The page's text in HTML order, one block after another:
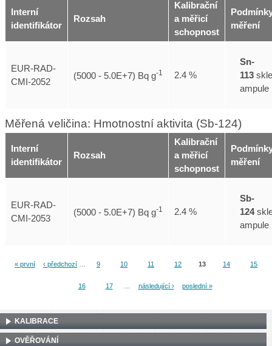
Interní
identifikátor
Rozsah
Kalibrační
a měřicí
schopnost
měření
EUR-RAD-
CMI-2052
(5000 - 5.0E+7) Bq g-1 2.4 %
Sn-
113
ampule
Měřená veličina: Hmotnostní aktivita (Sb-124)
Interní
identifikátor
Rozsah
Kalibrační
a měřicí
schopnost
měření
EUR-RAD-
CMI-2053
(5000 - 5.0E+7) Bq g-1 2.4 %
Sb-
124
ampule
Stránky
« první ‹ předchozí 9 10 11 12 13 14 15
16 17 následující › poslední »
KALIBRACE
OVĚŘOVÁNÍ